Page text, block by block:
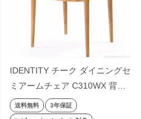
IDENTITY チーク ダイニングセ
ミアームチェア C310WX 背も
たれ 椅子 いす イス 木製 ラタ
ン ダイニング ナチュラル
送料無料 3年保証